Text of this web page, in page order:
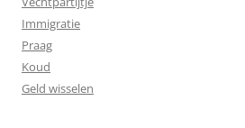
Immigratie
Praag
Koud
Geld wisselen